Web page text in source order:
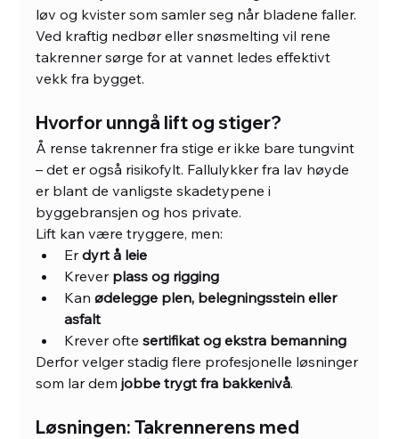
løv og kvister som samler seg når bladene faller.
Ved kraftig nedbør eller snøsmelting vil rene
takrenner sørge for at vannet ledes effektivt
vekk fra bygget.
Hvorfor unngå lift og stiger?
Å rense takrenner fra stige er ikke bare tungvint
– det er også risikofylt. Fallulykker fra lav høyde
er blant de vanligste skadetypene i
byggebransjen og hos private.
Lift kan være tryggere, men:
Er dyrt å leie
Krever plass og rigging
Kan ødelegge plen, belegningsstein eller
asfalt
Krever ofte sertifikat og ekstra bemanning
Derfor velger stadig flere profesjonelle løsninger
som lar dem jobbe trygt fra bakkenivå.
Løsningen: Takrennerens med